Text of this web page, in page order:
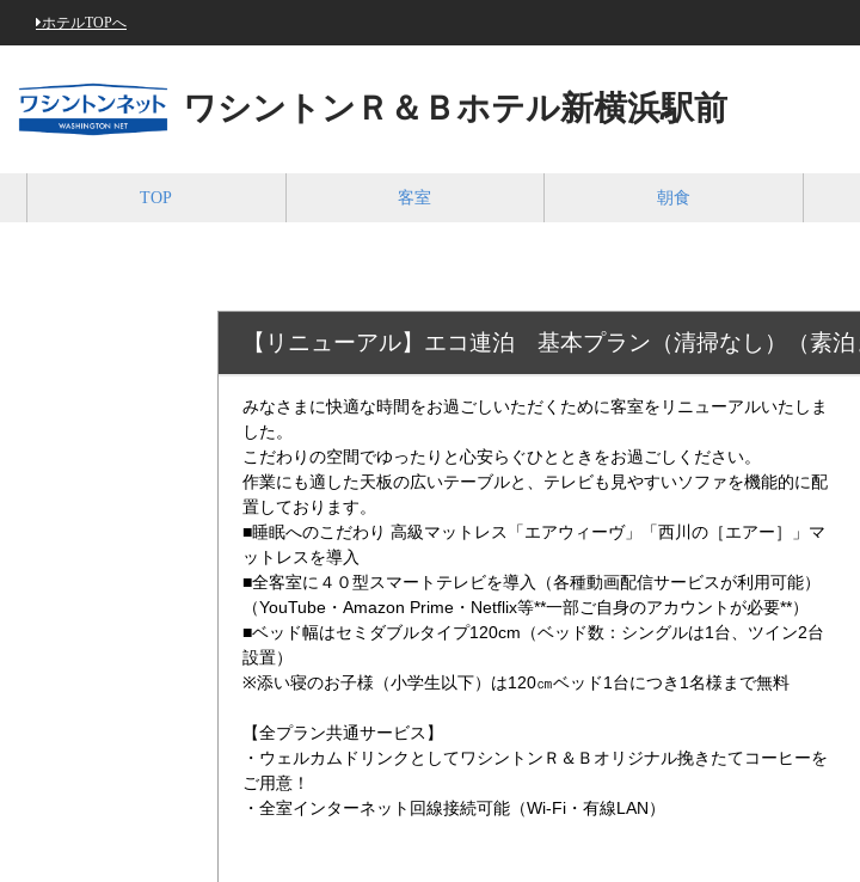
ホテルTOPへ
ワシントンＲ＆Ｂホテル新横浜駅前
TOP 客室 朝食
【リニューアル】エコ連泊 基本プラン（清掃なし）（素泊
みなさまに快適な時間をお過ごしいただくために客室をリニューアルいたしま
した。
こだわりの空間でゆったりと心安らぐひとときをお過ごしください。
作業にも適した天板の広いテーブルと、テレビも見やすいソファを機能的に配
置しております。
■睡眠へのこだわり 高級マットレス「エアウィーヴ」「西川の［エアー］」マ
ットレスを導入
■全客室に４０型スマートテレビを導入（各種動画配信サービスが利用可能）
（YouTube・Amazon Prime・Netflix等**一部ご自身のアカウントが必要**）
■ベッド幅はセミダブルタイプ120cm（ベッド数：シングルは1台、ツイン2台
設置）
※添い寝のお子様（小学生以下）は120㎝ベッド1台につき1名様まで無料
【全プラン共通サービス】
・ウェルカムドリンクとしてワシントンＲ＆Ｂオリジナル挽きたてコーヒーを
ご用意！
・全室インターネット回線接続可能（Wi-Fi・有線LAN）
2泊以上の宿泊がお得なプラン